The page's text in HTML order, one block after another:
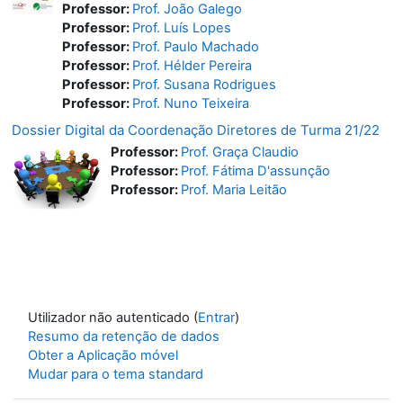
Professor: Prof. João Galego
Professor: Prof. Luís Lopes
Professor: Prof. Paulo Machado
Professor: Prof. Hélder Pereira
Professor: Prof. Susana Rodrigues
Professor: Prof. Nuno Teixeira
Dossier Digital da Coordenação Diretores de Turma 21/22
Professor: Prof. Graça Claudio
Professor: Prof. Fátima D'assunção
Professor: Prof. Maria Leitão
Utilizador não autenticado (Entrar)
Resumo da retenção de dados
Obter a Aplicação móvel
Mudar para o tema standard